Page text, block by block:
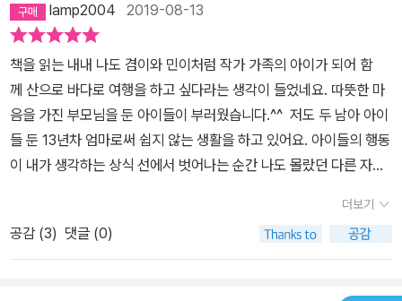
lamp2004 2019-08-13
책을 읽는 내내 나도 겸이와 민이처럼 작가 가족의 아이가 되어 함
께 산으로 바다로 여행을 하고 싶다라는 생각이 들었네요. 따뜻한 마
음을 가진 부모님을 둔 아이들이 부러웠습니다.^^ 저도 두 남아 아이
들 둔 13년차 엄마로써 쉽지 않는 생활을 하고 있어요. 아이들의 행동
이 내가 생각하는 상식 선에서 벗어나는 순간 나도 몰랐던 다른 자아
어 미안하여 사과 하고.. 이런 생활을 다람쥐 쳇바퀴 돌듯 반복하죠.
일전에 부모교육을 받으면서 들은 얘기가 생각이 납니다. 내가 아끼
는 그릇이 깨졌다고 가정헀을 때 그 대상이 누구냐에 따라 내 반응은
더보기
공감 (3) 댓글 (0)